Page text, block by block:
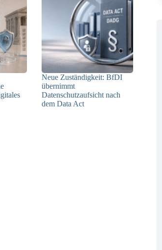
Neue Zuständigkeit: BfDI
übernimmt
Datenschutzaufsicht nach
dem Data Act